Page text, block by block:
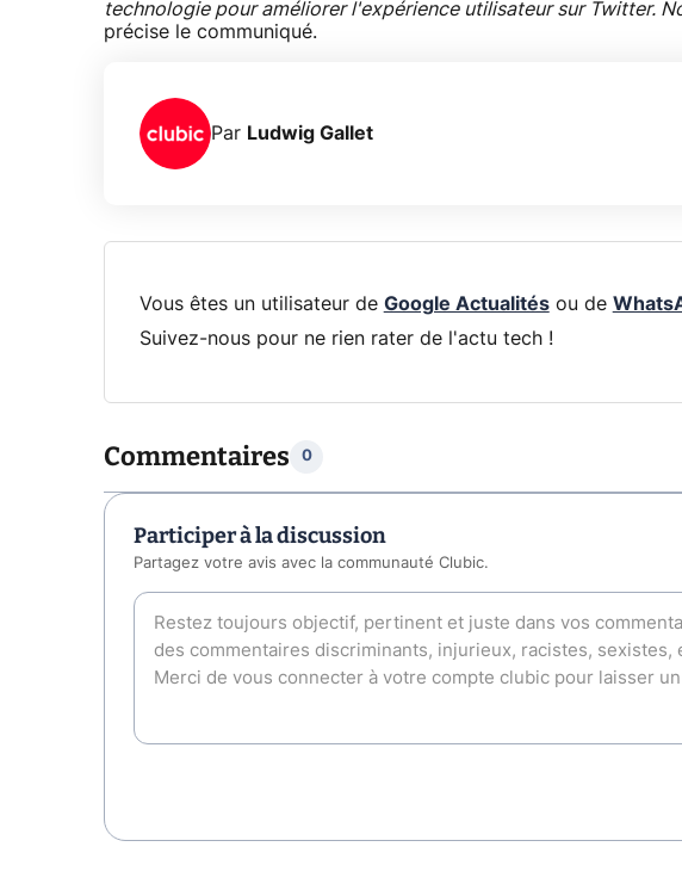
technologie pour améliorer l'expérience utilisateur sur Twitter.
précise le communiqué.
Par Ludwig Gallet
Vous êtes un utilisateur de Google Actualitésou de
Suivez-nous pour ne rien rater de l'actu tech !
Commentaires 0
Participer à la discussion
Partagez votre avis avec la communauté Clubic.